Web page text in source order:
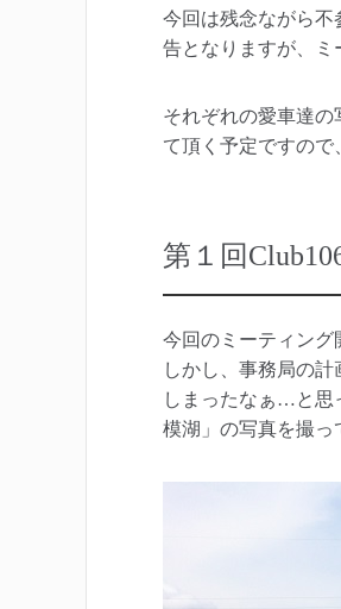
今回は残念ながら不
告となりますが、ミ
それぞれの愛車達
て頂く予定ですので
第１回
今回のミーティング
しかし、事務局の
しまったなぁ…と思
模湖」の写真を撮っ